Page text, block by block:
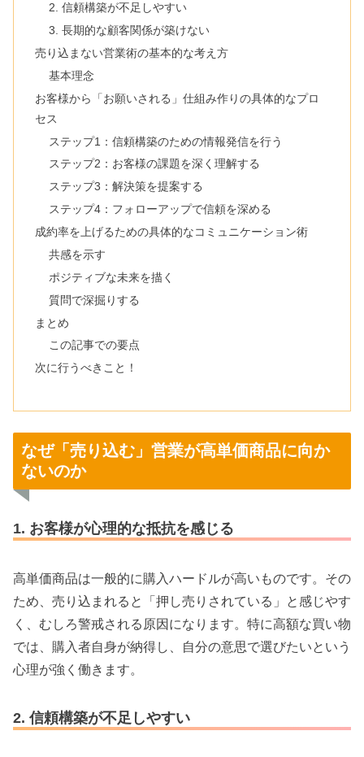
2. 信頼構築が不足しやすい
3. 長期的な顧客関係が築けない
売り込まない営業術の基本的な考え方
基本理念
お客様から「お願いされる」仕組み作りの具体的なプロ
セス
ステップ1：信頼構築のための情報発信を行う
ステップ2：お客様の課題を深く理解する
ステップ3：解決策を提案する
ステップ4：フォローアップで信頼を深める
成約率を上げるための具体的なコミュニケーション術
共感を示す
ポジティブな未来を描く
質問で深掘りする
まとめ
この記事での要点
次に行うべきこと！
なぜ「売り込む」営業が高単価商品に向か
ないのか
1. お客様が心理的な抵抗を感じる
高単価商品は一般的に購入ハードルが高いものです。その
ため、売り込まれると「押し売りされている」と感じやす
く、むしろ警戒される原因になります。特に高額な買い物
では、購入者自身が納得し、自分の意思で選びたいという
心理が強く働きます。
2. 信頼構築が不足しやすい